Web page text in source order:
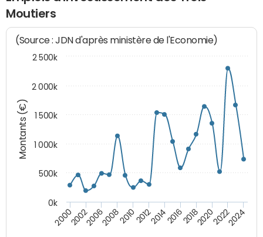
Moutiers
Montants (€)
(Source : JDN d'après ministère de l'Economie)
200020022006200820102012201420162018202020222024
0k
500k
1 000k
1 500k
2 000k
2 500k